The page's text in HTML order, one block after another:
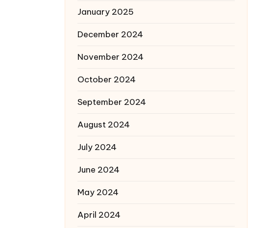
January 2025
December 2024
November 2024
October 2024
September 2024
August 2024
July 2024
June 2024
May 2024
April 2024